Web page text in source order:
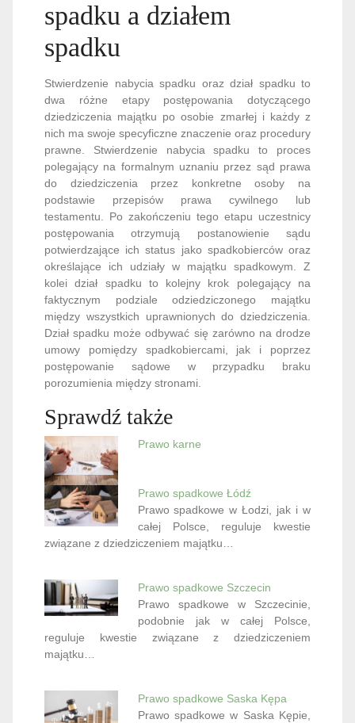
spadku a działem
spadku
Stwierdzenie nabycia spadku oraz dział spadku to
dwa różne etapy postępowania dotyczącego
dziedziczenia majątku po osobie zmarłej i każdy z
nich ma swoje specyficzne znaczenie oraz procedury
prawne. Stwierdzenie nabycia spadku to proces
polegający na formalnym uznaniu przez sąd prawa
do dziedziczenia przez konkretne osoby na
podstawie przepisów prawa cywilnego lub
testamentu. Po zakończeniu tego etapu uczestnicy
postępowania otrzymują postanowienie sądu
potwierdzające ich status jako spadkobierców oraz
określające ich udziały w majątku spadkowym. Z
kolei dział spadku to kolejny krok polegający na
faktycznym podziale odziedziczonego majątku
między wszystkich uprawnionych do dziedziczenia.
Dział spadku może odbywać się zarówno na drodze
umowy pomiędzy spadkobiercami, jak i poprzez
postępowanie sądowe w przypadku braku
porozumienia między stronami.
Sprawdź także
Prawo karne
Prawo spadkowe Łódź
Prawo spadkowe w Łodzi, jak i w
całej Polsce, reguluje kwestie
związane z dziedziczeniem majątku…
Prawo spadkowe Szczecin
Prawo spadkowe w Szczecinie,
podobnie jak w całej Polsce,
reguluje kwestie związane z dziedziczeniem
majątku…
Prawo spadkowe Saska Kępa
Prawo spadkowe w Saska Kępie,